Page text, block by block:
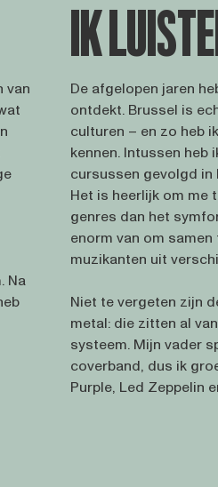
van
Na
IK
De afgelopen jaren
ontdekt. Brussel is
culturen – en zo heb
kennen. Intussen heb
cursussen gevolgd in
Het is heerlijk om me
genres dan het
enorm van om
muzikanten uit
Niet te vergeten zijn
metal: die zitten al
systeem. Mijn vader
coverband, dus ik
Purple, Led Zeppelin